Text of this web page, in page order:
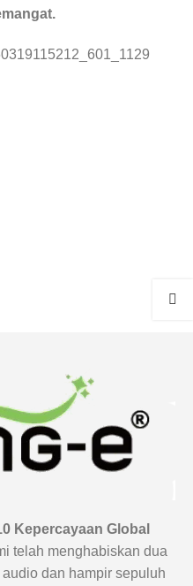
Kepercayaan Global
telah menghabiskan dua
dan hampir sepuluh